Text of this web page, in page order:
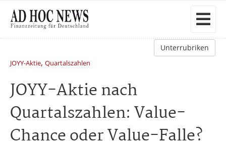
Unterrubriken
JOYY-Aktie, Quartalszahlen
JOYY-Aktie nach
Quartalszahlen: Value-
Chance oder Value-Falle?